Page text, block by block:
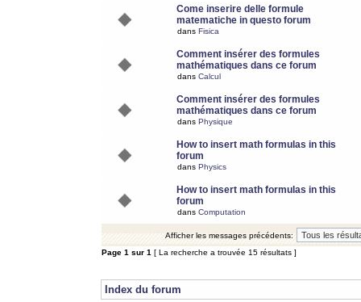
Come inserire delle formule
matematiche in questo forum
dans Fisica
Comment insérer des formules
mathématiques dans ce forum
dans Calcul
Comment insérer des formules
mathématiques dans ce forum
dans Physique
How to insert math formulas in this
forum
dans Physics
How to insert math formulas in this
forum
dans Computation
Afficher les messages précédents:
Page 1 sur 1 [ La recherche a trouvée 15 résultats ]
Index du forum